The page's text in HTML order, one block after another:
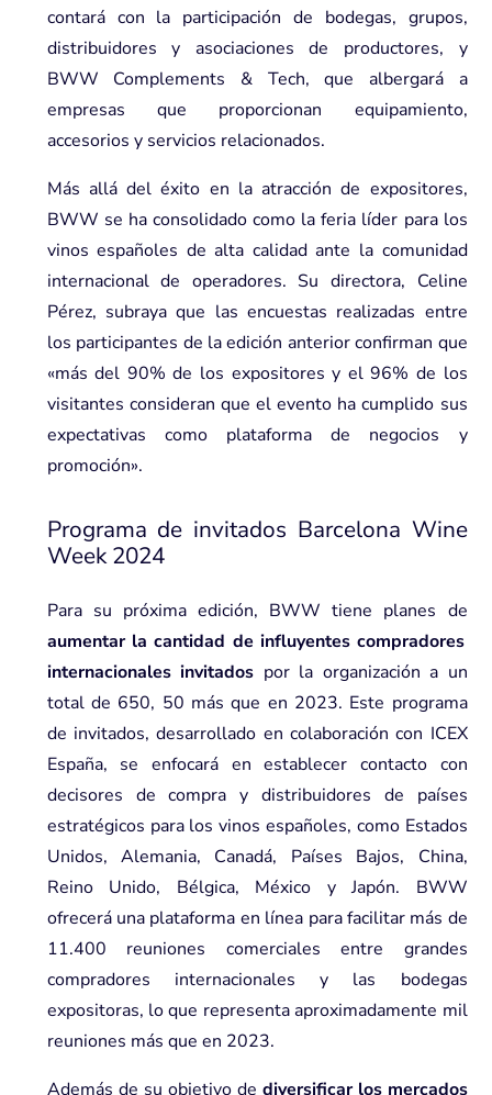
contará con la participación de bodegas, grupos,
distribuidores y asociaciones de productores, y
BWW Complements & Tech, que albergará a
empresas que proporcionan equipamiento,
accesorios y servicios relacionados.
Más allá del éxito en la atracción de expositores,
BWW se ha consolidado como la feria líder para los
vinos españoles de alta calidad ante la comunidad
internacional de operadores. Su directora, Celine
Pérez, subraya que las encuestas realizadas entre
los participantes de la edición anterior confirman que
«más del 90% de los expositores y el 96% de los
visitantes consideran que el evento ha cumplido sus
expectativas como plataforma de negocios y
promoción».
Programa de invitados Barcelona Wine
Week 2024
Para su próxima edición, BWW tiene planes de
aumentar la cantidad de influyentes compradores
internacionales invitados por la organización a un
total de 650, 50 más que en 2023. Este programa
de invitados, desarrollado en colaboración con ICEX
España, se enfocará en establecer contacto con
decisores de compra y distribuidores de países
estratégicos para los vinos españoles, como Estados
Unidos, Alemania, Canadá, Países Bajos, China,
Reino Unido, Bélgica, México y Japón. BWW
ofrecerá una plataforma en línea para facilitar más de
11.400 reuniones comerciales entre grandes
compradores internacionales y las bodegas
expositoras, lo que representa aproximadamente mil
reuniones más que en 2023.
Además de su objetivo de diversificar los mercados